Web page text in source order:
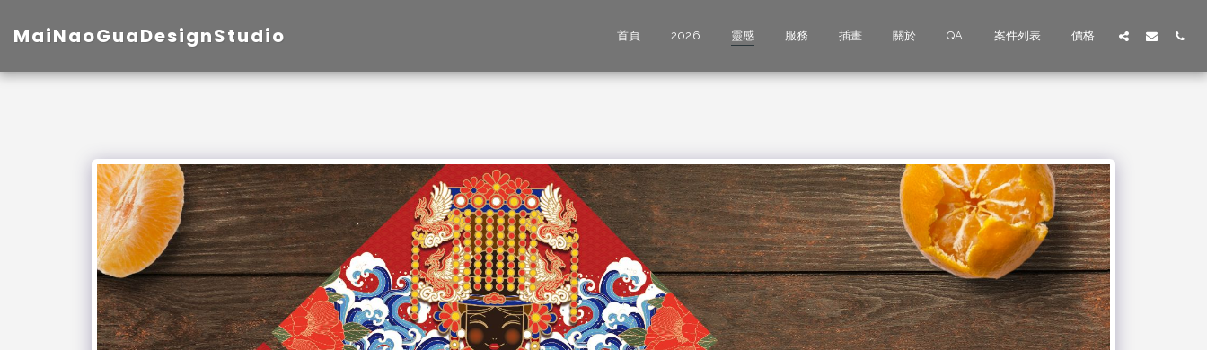
MaiNaoGuaDesignStudio 首頁 2026 靈感 服務 插畫 關於 QA 案件列表 價格